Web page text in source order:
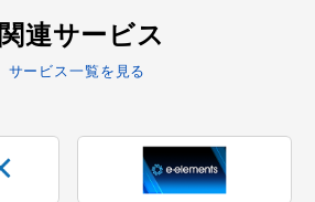
関連サービス
サービス一覧を見る